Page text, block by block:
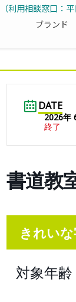
ブランド
（利用相談窓口：
DATE
2026年
終了
書道教
きれい
対象年